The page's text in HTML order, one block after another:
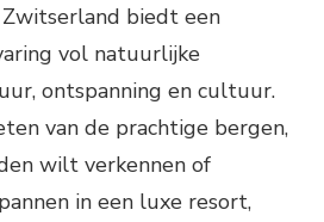
Zwitserland biedt een
vol natuurlijke
ontspanning en cultuur.
van de prachtige bergen,
wilt verkennen of
in een luxe resort,